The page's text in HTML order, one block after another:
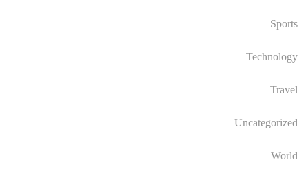
Sports
Technology
Travel
Uncategorized
World